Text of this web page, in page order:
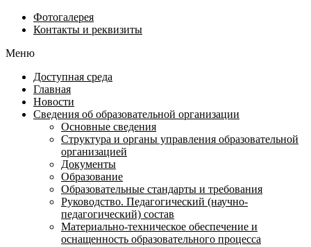
Фотогалерея
Контакты и реквизиты
Меню
Доступная среда
Главная
Новости
Сведения об образовательной организации
Основные сведения
Структура и органы управления образовательной
организацией
Документы
Образование
Образовательные стандарты и требования
Руководство. Педагогический (научно-
педагогический) состав
Материально-техническое обеспечение и
оснащенность образовательного процесса